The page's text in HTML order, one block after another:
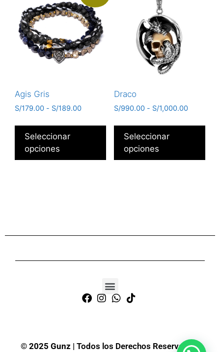
Agis Gris
S/179.00 - S/189.00
Seleccionar
opciones
Draco
S/990.00 - S/1,000.00
Seleccionar
opciones
© 2025 Gunz | Todos los Derechos Reservados.